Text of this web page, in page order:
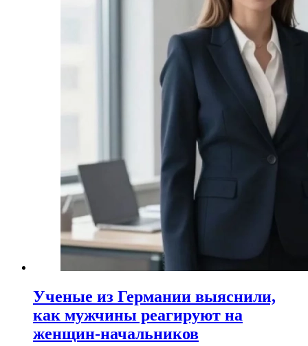
Ученые из Германии выяснили,
как мужчины реагируют на
женщин-начальников